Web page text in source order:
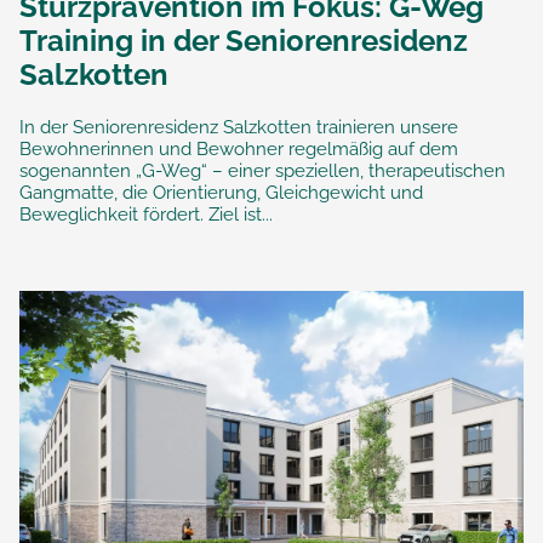
Sturzprävention im Fokus: G-Weg
Training in der Seniorenresidenz
Salzkotten
In der Seniorenresidenz Salzkotten trainieren unsere
Bewohnerinnen und Bewohner regelmäßig auf dem
sogenannten „G-Weg“ – einer speziellen, therapeutischen
Gangmatte, die Orientierung, Gleichgewicht und
Beweglichkeit fördert. Ziel ist...